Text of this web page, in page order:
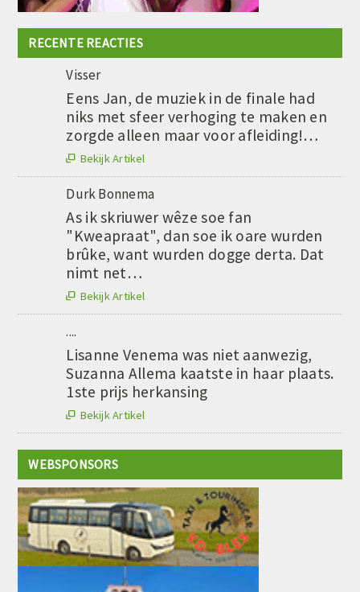
RECENTE REACTIES
Visser
Eens Jan, de muziek in de finale had
niks met sfeer verhoging te maken en
zorgde alleen maar voor afleiding!…
 Bekijk Artikel
Durk Bonnema
As ik skriuwer wêze soe fan
"Kweapraat", dan soe ik oare wurden
brûke, want wurden dogge derta. Dat
nimt net…
 Bekijk Artikel
....
Lisanne Venema was niet aanwezig,
Suzanna Allema kaatste in haar plaats.
1ste prijs herkansing
 Bekijk Artikel
WEBSPONSORS